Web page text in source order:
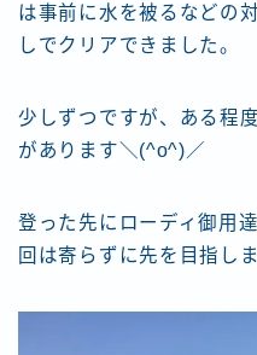
は事前に水を被るなどの
しでクリアできました。
少しずつですが、ある程
があります＼(^o^)／
登った先にローディ御用
回は寄らずに先を目指しま